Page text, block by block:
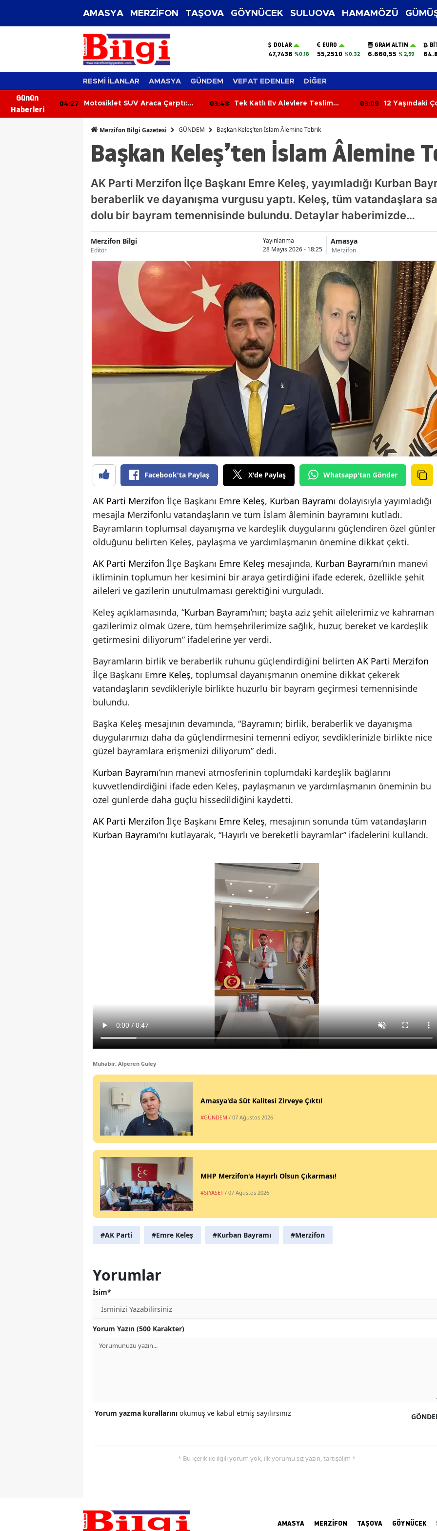
AMASYA MERZİFON TAŞOVA GÖYNÜCEK SULUOVA HAMAMÖZÜ
DOLAR
47,7436 %0.18
EURO
55,2510 %0.32
GRAM ALTIN
6.660,55 % 2,59
RESMİ İLANLAR AMASYA GÜNDEM VEFAT EDENLER DİĞER
Günün
Haberleri
04:27
Motosiklet SUV Araca Çarptı:
03:48
Tek Katlı Ev Alevlere Teslim
03:09
12 Yaşındaki
Merzifon Bilgi Gazetesi GÜNDEM Başkan Keleş’ten İslam Âlemine Tebrik
Başkan Keleş’ten İslam Âlemine
AK Parti Merzifon İlçe Başkanı Emre Keleş, yayımladığı Kurban
beraberlik ve dayanışma vurgusu yaptı. Keleş, tüm vatandaşlara
dolu bir bayram temennisinde bulundu. Detaylar haberimizde…
Merzifon Bilgi
Editör
Yayınlanma
28 Mayıs 2026 - 18:25
Amasya
Merzifon
Facebook'ta Paylaş X'de Paylaş Whatsapp'tan Gönder
AK Parti Merzifon İlçe Başkanı Emre Keleş, Kurban Bayramı dolayısıyla yayımladığı
mesajla Merzifonlu vatandaşların ve tüm İslam âleminin bayramını kutladı.
Bayramların toplumsal dayanışma ve kardeşlik duygularını güçlendiren özel günler
olduğunu belirten Keleş, paylaşma ve yardımlaşmanın önemine dikkat çekti.
AK Parti Merzifon İlçe Başkanı Emre Keleş mesajında, Kurban Bayramı’nın manevi
ikliminin toplumun her kesimini bir araya getirdiğini ifade ederek, özellikle şehit
aileleri ve gazilerin unutulmaması gerektiğini vurguladı.
Keleş açıklamasında, “Kurban Bayramı’nın; başta aziz şehit ailelerimiz ve kahraman
gazilerimiz olmak üzere, tüm hemşehrilerimize sağlık, huzur, bereket ve kardeşlik
getirmesini diliyorum” ifadelerine yer verdi.
Bayramların birlik ve beraberlik ruhunu güçlendirdiğini belirten AK Parti Merzifon
İlçe Başkanı Emre Keleş, toplumsal dayanışmanın önemine dikkat çekerek
vatandaşların sevdikleriyle birlikte huzurlu bir bayram geçirmesi temennisinde
bulundu.
Başka Keleş mesajının devamında, “Bayramın; birlik, beraberlik ve dayanışma
duygularımızı daha da güçlendirmesini temenni ediyor, sevdiklerinizle birlikte nice
güzel bayramlara erişmenizi diliyorum” dedi.
Kurban Bayramı’nın manevi atmosferinin toplumdaki kardeşlik bağlarını
kuvvetlendirdiğini ifade eden Keleş, paylaşmanın ve yardımlaşmanın öneminin bu
özel günlerde daha güçlü hissedildiğini kaydetti.
AK Parti Merzifon İlçe Başkanı Emre Keleş, mesajının sonunda tüm vatandaşların
Kurban Bayramı’nı kutlayarak, “Hayırlı ve bereketli bayramlar” ifadelerini kullandı.
Muhabir: Alperen Güley
Amasya'da Süt Kalitesi Zirveye Çıktı!
#GÜNDEM / 07 Ağustos 2026
MHP Merzifon'a Hayırlı Olsun Çıkarması!
#SİYASET / 07 Ağustos 2026
#AK Parti #Emre Keleş #Kurban Bayramı #Merzifon
Yorumlar
İsim*
Yorum Yazın (500 Karakter)
Yorum yazma kurallarını okumuş ve kabul etmiş sayılırsınız
* Bu içerik ile ilgili yorum yok, ilk yorumu siz yazın, tartışalım *
AMASYA MERZİFON TAŞOVA GÖYNÜCEK